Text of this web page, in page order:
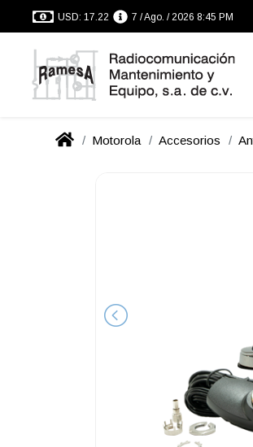
USD: 17.22 7 / Ago. / 2026 8:45 PM
Motorola Accesorios